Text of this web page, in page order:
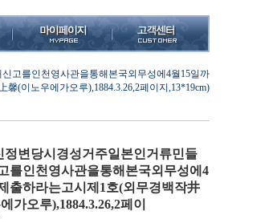
고를인천영사관을통해본국외무성에4월15일까
(이노우에가오루),1884.3.26,2페이지,13*19cm)
정변당시경성거주일본인거류민들
를인천영사관을통해본국외무성에4
출하라는고시제1호(외무경백작井
가오루),1884.3.26,2페이